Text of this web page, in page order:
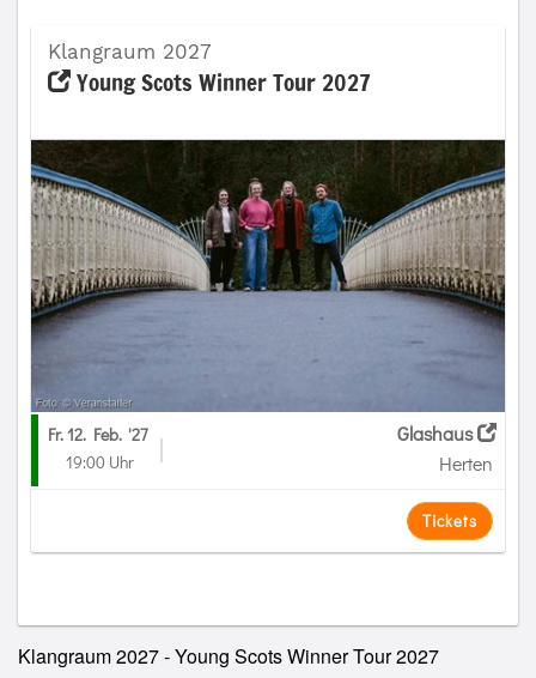
Klangraum 2027
Young Scots Winner Tour 2027
Fr. 12. Feb. '27
19:00 Uhr
Glashaus
Herten
Tickets
Klangraum 2027 - Young Scots Winner Tour 2027